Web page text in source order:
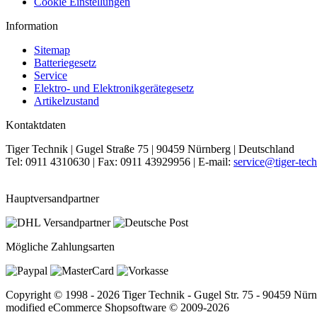
Information
Sitemap
Batteriegesetz
Service
Elektro- und Elektronikgerätegesetz
Artikelzustand
Kontaktdaten
Tiger Technik | Gugel Straße 75 | 90459 Nürnberg | Deutschland
Tel: 0911 4310630 | Fax: 0911 43929956 | E-mail: service@tiger-
Hauptversandpartner
Mögliche Zahlungsarten
Copyright © 1998 - 2026 Tiger Technik - Gugel Str. 75 - 90459
modified eCommerce Shopsoftware © 2009-2026